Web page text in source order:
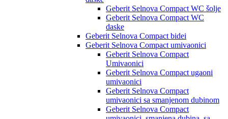
Geberit Selnova Compact WC šolje
Geberit Selnova Compact WC
daske
Geberit Selnova Compact bidei
Geberit Selnova Compact umivaonici
Geberit Selnova Compact
Umivaonici
Geberit Selnova Compact ugaoni
umivaonici
Geberit Selnova Compact
umivaonici sa smanjenom dubinom
Geberit Selnova Compact